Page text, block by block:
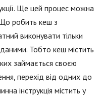
Ще цей процес можна
робить кеш з
виконувати тільки
даними. Тобто кеш містить
займається своєю
перехід від одних до
інструкція містить у